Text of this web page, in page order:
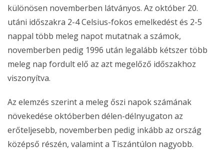
különösen novemberben látványos. Az október 20.
utáni időszakra 2-4 Celsius-fokos emelkedést és 2-5
nappal több meleg napot mutatnak a számok,
novemberben pedig 1996 után legalább kétszer több
meleg nap fordult elő az azt megelőző időszakhoz
viszonyítva.
Az elemzés szerint a meleg őszi napok számának
növekedése októberben délen-délnyugaton az
erőteljesebb, novemberben pedig inkább az ország
középső részén, valamint a Tiszántúlon nagyobb.